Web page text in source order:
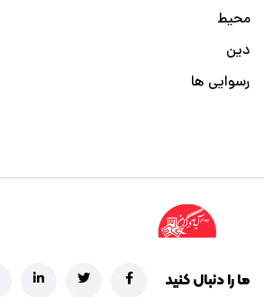
محیط
دین
رسوایی ها
ما را دنبال کنید